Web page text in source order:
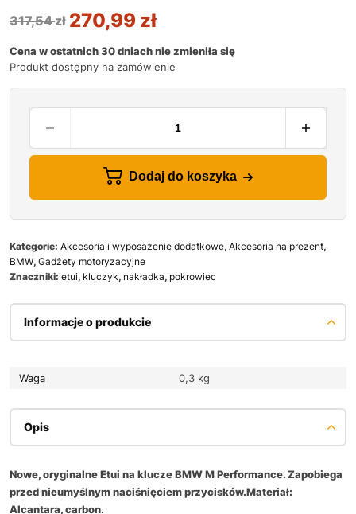
317,54zł 270,99 zł
Cena w ostatnich 30 dniach nie zmieniła się
Produkt dostępny na zamówienie
Dodaj do koszyka
Kategorie: Akcesoria i wyposażenie dodatkowe, Akcesoria na prezent,
BMW, Gadżety motoryzacyjne
Znaczniki: etui, kluczyk, nakładka, pokrowiec
Informacje o produkcie
Waga 0,3 kg
Opis
Nowe, oryginalne Etui na klucze BMW M Performance. Zapobiega
przed nieumyślnym naciśnięciem przycisków.Materiał:
Alcantara, carbon.